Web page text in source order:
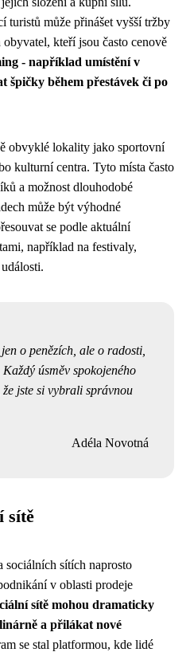
turistů může přinášet vyšší tržby
kteří jsou často cenově
- například umístění v
špičky během přestávek či po
obvyklé lokality jako sportovní
kulturní centra. Tyto místa často
a možnost dlouhodobé
může být výhodné
se podle aktuální
například na festivaly,
o penězích, ale o radosti,
úsměv spokojeného
jste si vybrali správnou
Adéla Novotná
sítě
sociálních sítích naprosto
v oblasti prodeje
sítě mohou dramaticky
a přilákat nové
se stal platformou, kde lidé